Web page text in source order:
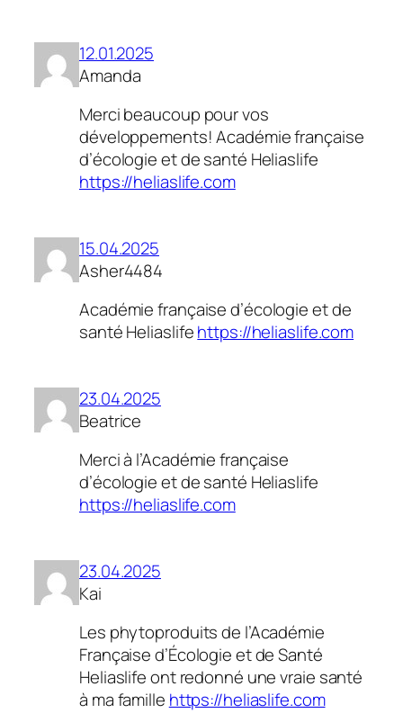
12.01.2025
Amanda
Merci beaucoup pour vos
développements! Académie française
d’écologie et de santé Heliaslife
https://heliaslife.com
15.04.2025
Asher4484
Académie française d’écologie et de
santé Heliaslifehttps://heliaslife.com
23.04.2025
Beatrice
Merci à l’Académie française
d’écologie et de santé Heliaslife
https://heliaslife.com
23.04.2025
Kai
Les phytoproduits de l’Académie
Française d’Écologie et de Santé
Heliaslife ont redonné une vraie santé
à ma famille https://heliaslife.com